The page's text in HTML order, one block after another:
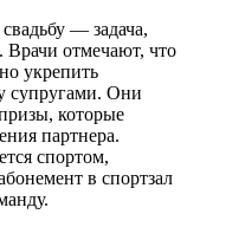
— задача,
Врачи отмечают, что
укрепить
супругами. Они
которые
партнера.
спортом,
в спортзал